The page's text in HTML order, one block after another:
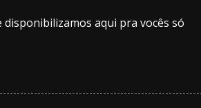
aqui pra vocês só